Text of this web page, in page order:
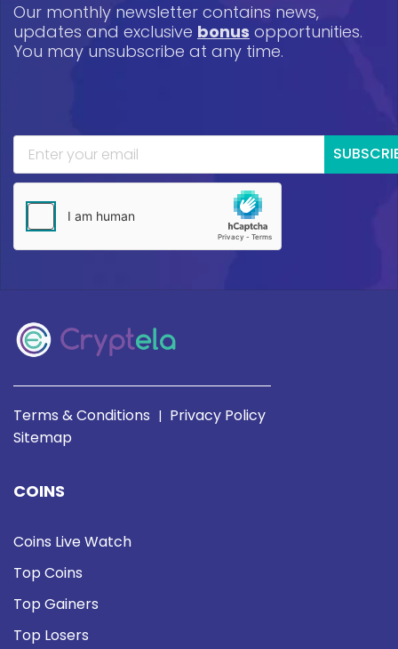
Our monthly newsletter contains news,
updates and exclusive bonus opportunities.
You may unsubscribe at any time.
Terms & Conditions | Privacy Policy
Sitemap
COINS
Coins Live Watch
Top Coins
Top Gainers
Top Losers